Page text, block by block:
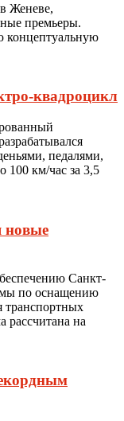
Женеве,
премьеры.
концептуальную
квадроцикл
педалями,
100 км/час за 3,5
новые
Санкт-
по оснащению
транспортных
рассчитана на